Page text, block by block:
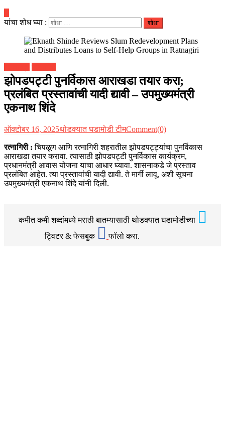
यांचा शोध घ्या :
झोपडपट्टी पुनर्विकास आराखडा तयार करा;
प्रलंबित प्रस्तावांची यादी द्यावी – उपमुख्यमंत्री
एकनाथ शिंदे
ऑक्टोबर 16, 2025थोडक्यात घडामोडी टीमComment(0)
रत्नागिरी : चिपळूण आणि रत्नागिरी शहरातील झोपडपट्ट्यांचा पुनर्विकास
आराखडा तयार करावा. त्यासाठी झोपडपट्टी पुनर्विकास कार्यक्रम,
प्रधानमंत्री आवास योजना याचा आधार घ्यावा. शासनाकडे जे प्रस्ताव
प्रलंबित आहेत. त्या प्रस्तावांची यादी द्यावी. ते मार्गी लावू, अशी सूचना
उपमुख्यमंत्री एकनाथ शिंदे यांनी दिली.
कमीत कमी शब्दांमध्ये मराठी बातम्यासाठी थोडक्यात घडामोडीच्या
ट्विटर & फेसबुक
फॉलो करा.